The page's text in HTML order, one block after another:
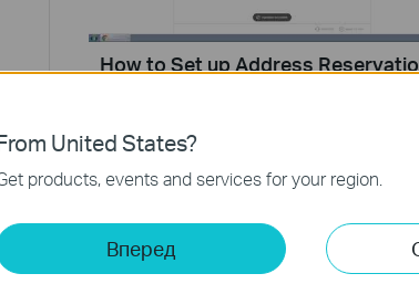
How to Set up Address
United States?
products, events and services for your region.
Вперед